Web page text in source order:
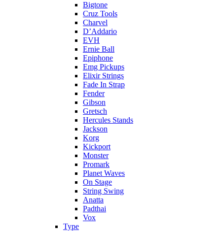
Bigtone
Cruz Tools
Charvel
D’Addario
EVH
Ernie Ball
Epiphone
Emg Pickups
Elixir Strings
Fade In Strap
Fender
Gibson
Gretsch
Hercules Stands
Jackson
Korg
Kickport
Monster
Promark
Planet Waves
On Stage
String Swing
Anatta
Padthai
Vox
Type